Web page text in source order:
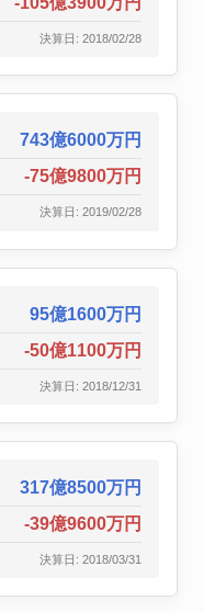
決算日: 2018/02/28
743億6000万円
-75億9800万円
決算日: 2019/02/28
95億1600万円
-50億1100万円
決算日: 2018/12/31
317億8500万円
-39億9600万円
決算日: 2018/03/31